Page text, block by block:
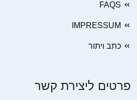
FAQS
IMPRESSUM
כתב ויתור
פרטים ליצירת קשר